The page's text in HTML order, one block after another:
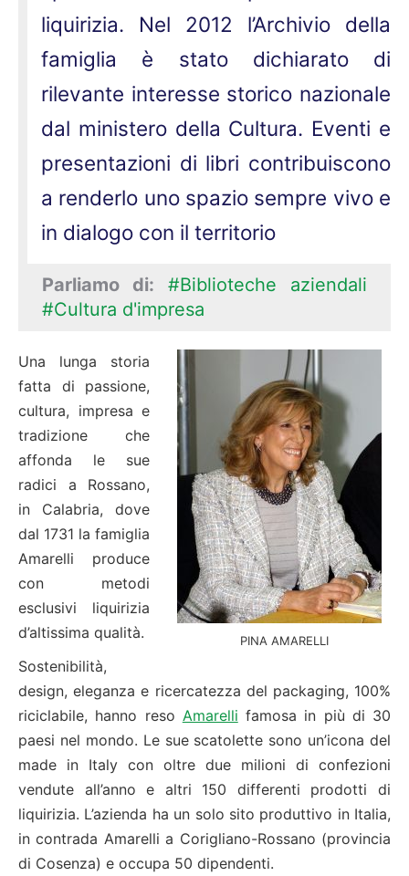
liquirizia. Nel 2012 l’Archivio della
famiglia è stato dichiarato di
rilevante interesse storico nazionale
dal ministero della Cultura. Eventi e
presentazioni di libri contribuiscono
a renderlo uno spazio sempre vivo e
in dialogo con il territorio
Parliamo di: #Biblioteche aziendali
#Cultura d'impresa
PINA AMARELLI
Una lunga storia
fatta di passione,
cultura, impresa e
tradizione che
affonda le sue
radici a Rossano,
in Calabria, dove
dal 1731 la famiglia
Amarelli produce
con metodi
esclusivi liquirizia
d’altissima qualità.
Sostenibilità,
design, eleganza e ricercatezza del packaging, 100%
riciclabile, hanno reso Amarelli famosa in più di 30
paesi nel mondo. Le sue scatolette sono un’icona del
made in Italy con oltre due milioni di confezioni
vendute all’anno e altri 150 differenti prodotti di
liquirizia. L’azienda ha un solo sito produttivo in Italia,
in contrada Amarelli a Corigliano-Rossano (provincia
di Cosenza) e occupa 50 dipendenti.